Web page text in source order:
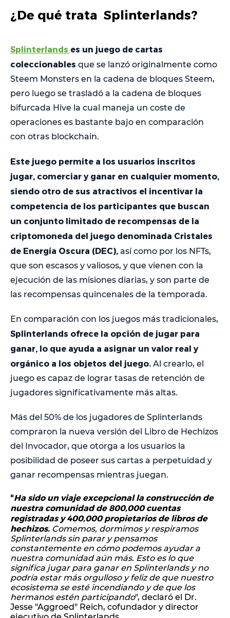
¿De qué trata Splinterlands?
Splinterlands es un juego de cartas
coleccionables que se lanzó originalmente como
Steem Monsters en la cadena de bloques Steem,
pero luego se trasladó a la cadena de bloques
bifurcada Hive la cual maneja un coste de
operaciones es bastante bajo en comparación
con otras blockchain.
Este juego permite a los usuarios inscritos
jugar, comerciar y ganar en cualquier momento,
siendo otro de sus atractivos el incentivar la
competencia de los participantes que buscan
un conjunto limitado de recompensas de la
criptomoneda del juego denominada Cristales
de Energía Oscura (DEC), así como por los NFTs,
que son escasos y valiosos, y que vienen con la
ejecución de las misiones diarias, y son parte de
las recompensas quincenales de la temporada.
En comparación con los juegos más tradicionales,
Splinterlands ofrece la opción de jugar para
ganar, lo que ayuda a asignar un valor real y
orgánico a los objetos del juego. Al crearlo, el
juego es capaz de lograr tasas de retención de
jugadores significativamente más altas.
Más del 50% de los jugadores de Splinterlands
compraron la nueva versión del Libro de Hechizos
del Invocador, que otorga a los usuarios la
posibilidad de poseer sus cartas a perpetuidad y
ganar recompensas mientras juegan.
"Ha sido un viaje excepcional la construcción de
nuestra comunidad de 800,000 cuentas
registradas y 400,000 propietarios de libros de
hechizos. Comemos, dormimos y respiramos
Splinterlands sin parar y pensamos
constantemente en cómo podemos ayudar a
nuestra comunidad aún más. Esto es lo que
significa jugar para ganar en Splinterlands y no
podría estar más orgulloso y feliz de que nuestro
ecosistema se esté incendiando y de que los
hermanos estén participando", declaró el Dr.
Jesse "Aggroed" Reich, cofundador y director